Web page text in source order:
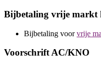
Bijbetaling vrije markt
Bijbetaling voorvrije
Voorschrift AC/KNO